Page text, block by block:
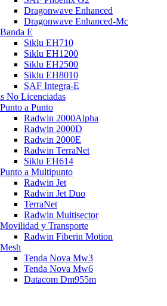
Dragonwave Enhanced
Dragonwave Enhanced-Mc
Banda E
Siklu EH710
Siklu EH1200
Siklu EH2500
Siklu EH8010
SAF Integra-E
No Licenciadas
Punto a Punto
Radwin 2000Alpha
Radwin 2000D
Radwin 2000E
Radwin TerraNet
Siklu EH614
Punto a Multipunto
Radwin Jet
Radwin Jet Duo
TerraNet
Radwin Multisector
Movilidad y Transporte
Radwin Fiberin Motion
Mesh
Tenda Nova Mw3
Tenda Nova Mw6
Datacom Dm955m